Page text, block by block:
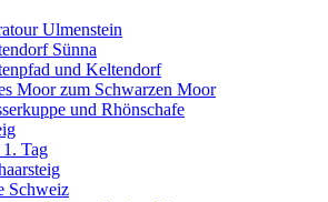
Ulmenstein
Sünna
und Keltendorf
Moor zum Schwarzen Moor
und Rhönschafe
Tag
Schweiz